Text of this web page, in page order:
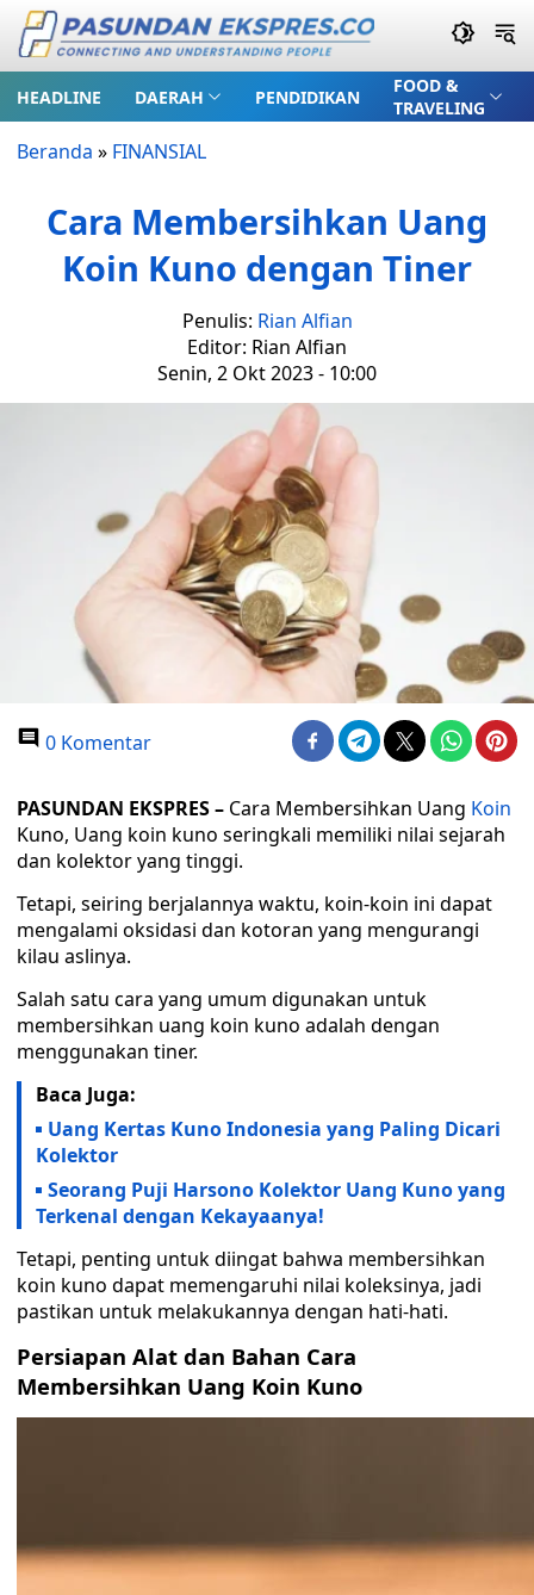
HEADLINE DAERAH PENDIDIKAN
FOOD &
TRAVELING
Beranda » FINANSIAL
Cara Membersihkan Uang
Koin Kuno dengan Tiner
Penulis: Rian Alfian
Editor: Rian Alfian
Senin, 2 Okt 2023 - 10:00
0 Komentar
PASUNDAN EKSPRES – Cara Membersihkan Uang Koin
Kuno, Uang koin kuno seringkali memiliki nilai sejarah
dan kolektor yang tinggi.
Tetapi, seiring berjalannya waktu, koin-koin ini dapat
mengalami oksidasi dan kotoran yang mengurangi
kilau aslinya.
Salah satu cara yang umum digunakan untuk
membersihkan uang koin kuno adalah dengan
menggunakan tiner.
Baca Juga:
Uang Kertas Kuno Indonesia yang Paling Dicari
Kolektor
Seorang Puji Harsono Kolektor Uang Kuno yang
Terkenal dengan Kekayaanya!
Tetapi, penting untuk diingat bahwa membersihkan
koin kuno dapat memengaruhi nilai koleksinya, jadi
pastikan untuk melakukannya dengan hati-hati.
Persiapan Alat dan Bahan Cara
Membersihkan Uang Koin Kuno